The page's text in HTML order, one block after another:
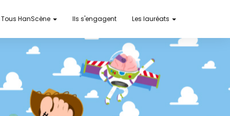
Tous HanScène Ils s'engagent Les lauréats